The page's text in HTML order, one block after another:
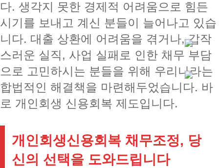
다. 생각지 못한 경제적 어려움으로 힘든
시기를 보내고 계신 분들이 늘어나고 있습
니다. 대출 상환에 어려움을 겪거나, 갑작
스러운 실직, 사업 실패로 인한 채무 부담
으로 고민하시는 분들을 위해 우리나라는
합법적인 해결책을 마련해두었습니다. 바
로 개인회생 신용회복 제도입니다.
개인회생신용회복 채무조정, 당
신의 선택을 도와드립니다